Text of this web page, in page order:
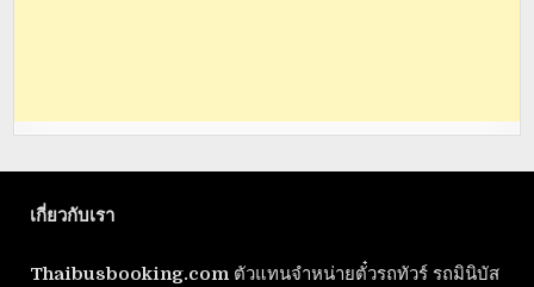
เกี่ยวกับเรา
Thaibusbooking.com ตัวแทนจำหน่ายตั๋วรถทัวร์ รถมินิบัส